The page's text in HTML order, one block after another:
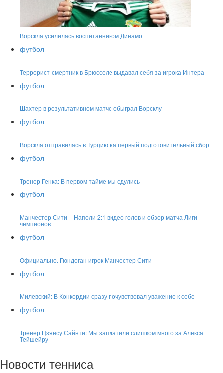
Ворскла усилилась воспитанником Динамо
футбол
Террорист-смертник в Брюсселе выдавал себя за игрока Интера
футбол
Шахтер в результативном матче обыграл Ворсклу
футбол
Ворскла отправилась в Турцию на первый подготовительный сбор
футбол
Тренер Генка: В первом тайме мы сдулись
футбол
Манчестер Сити – Наполи 2:1 видео голов и обзор матча Лиги
чемпионов
футбол
Официально. Гюндоган игрок Манчестер Сити
футбол
Милевский: В Конкордии сразу почувствовал уважение к себе
футбол
Тренер Цзянсу Сайнти: Мы заплатили слишком много за Алекса
Тейшейру
Новости тенниса